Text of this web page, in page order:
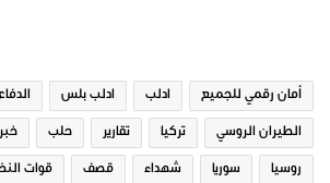
أمان رقمي للجميع ادلب ادلب بلس
الطيران الروسي تركيا تقارير حلب
روسيا سوريا شهداء قصف قوات